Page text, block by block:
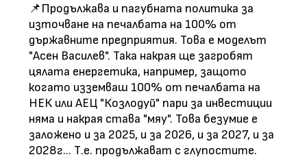
📌Продължава и пагубната политика за
източване на печалбата на 100% от
държавните предприятия. Това е моделът
"Асен Василев". Така накрая ще загробят
цялата енергетика, например, защото
когато изземваш 100% от печалбата на
НЕК или АЕЦ "Козлодуй" пари за инвестиции
няма и накрая става "мяу". Това безумие е
заложено и за 2025, и за 2026, и за 2027, и за
2028г... Т.е. продължават с глупостите.